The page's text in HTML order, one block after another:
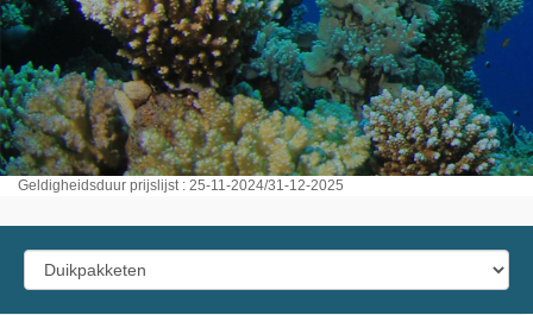
Geldigheidsduur prijslijst : 25-11-2024/31-12-2025